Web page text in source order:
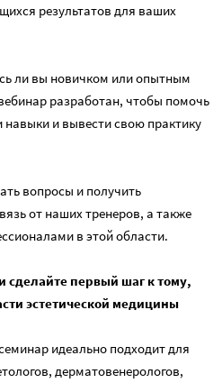
результатов для ваших
ли вы новичком или опытным
разработан, чтобы помочь
и вывести свою практику
вопросы и получить
от наших тренеров, а также
в этой области.
сделайте первый шаг к тому,
эстетической медицины
идеально подходит для
дерматовенерологов,